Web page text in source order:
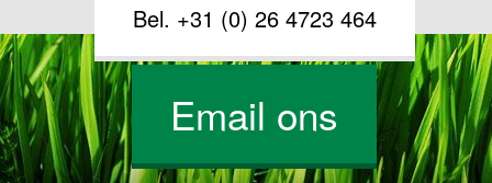
Bel. +31 (0) 26 4723 464
Email ons